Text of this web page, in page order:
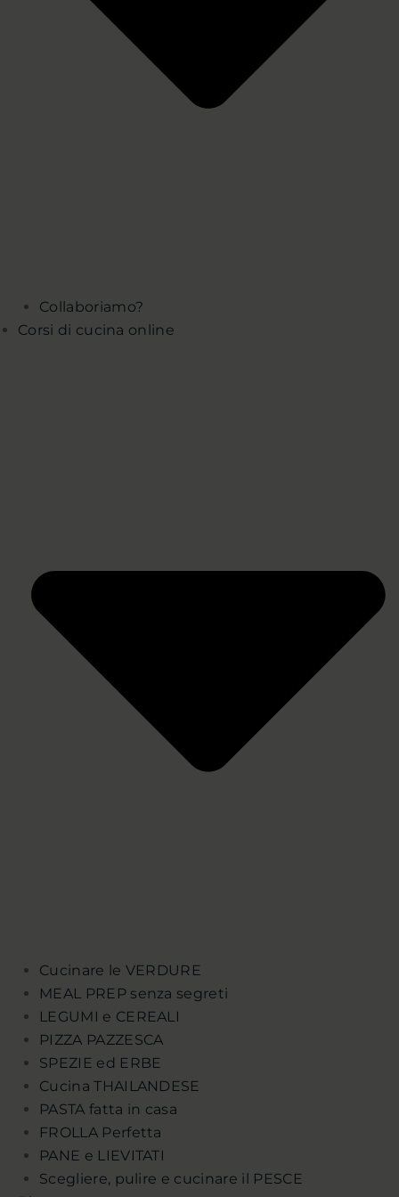
Collaboriamo?
Corsi di cucina online
Cucinare le VERDURE
MEAL PREP senza segreti
LEGUMI e CEREALI
PIZZA PAZZESCA
SPEZIE ed ERBE
Cucina THAILANDESE
PASTA fatta in casa
FROLLA Perfetta
PANE e LIEVITATI
Scegliere, pulire e cucinare il PESCE